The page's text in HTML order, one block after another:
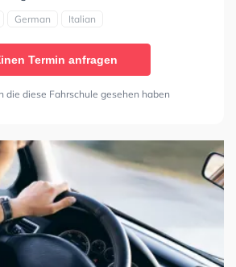
German Italian
Termin anfragen
die diese Fahrschule gesehen haben